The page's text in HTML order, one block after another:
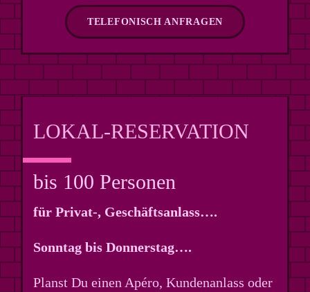
TELEFONISCH ANFRAGEN
LOKAL-RESERVATION
bis 100 Personen
für Privat-, Geschäftsanlass….
Sonntag bis Donnerstag….
Planst Du einen Apéro, Kundenanlass oder